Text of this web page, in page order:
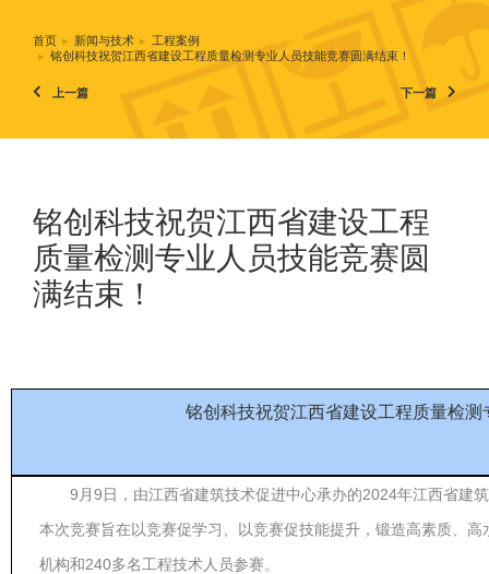
您在这里：
首页 新闻与技术
工程案例
铭创科技祝贺江西省建设工程质量检测专业人员技能竞赛圆满结束！
上一篇 下一篇
铭创科技祝贺江西省建设工程
质量检测专业人员技能竞赛圆
满结束！
铭创科技祝贺江西省建设工程质量检
9月9日，由江西省建筑技术促进中心承办的2024年江西省建
本次竞赛旨在以竞赛促学习、以竞赛促技能提升，锻造高素质、
机构和240多名工程技术人员参赛。